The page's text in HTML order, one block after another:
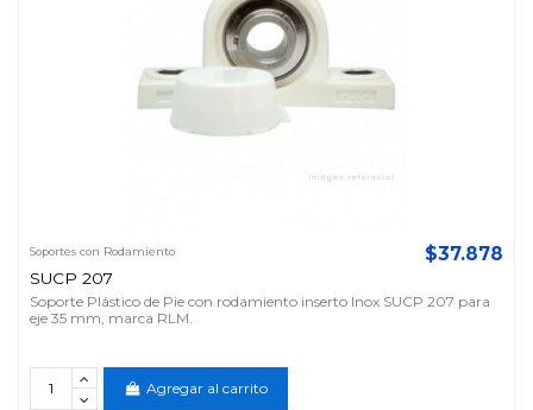
Soportes con Rodamiento
SUCP 207
$37.878
Soporte Plástico de Pie con rodamiento inserto Inox SUCP 207 para
eje 35 mm, marca RLM.
Agregar al carrito